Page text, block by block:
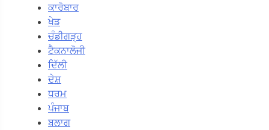
ਕਾਰੋਬਾਰ
ਖੇਡ
ਚੰਡੀਗੜ੍ਹ
ਟੈਕਨਾਲੋਜੀ
ਦਿੱਲੀ
ਦੇਸ਼
ਧਰਮ
ਪੰਜਾਬ
ਬਲਾਗ